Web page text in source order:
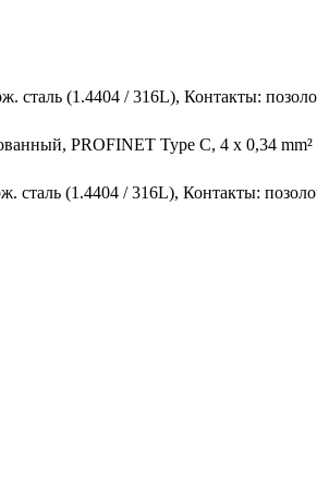
сталь (1.4404 / 316L), Контакты:
PROFINET Type C, 4 x 0,34
сталь (1.4404 / 316L), Контакты: